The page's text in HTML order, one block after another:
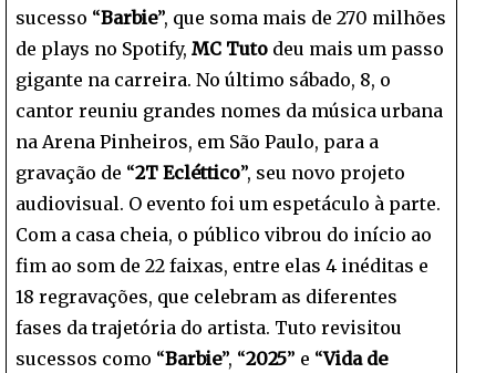
sucesso “Barbie”, que soma mais de 270 milhões
de plays no Spotify, MC Tuto deu mais um passo
gigante na carreira. No último sábado, 8, o
cantor reuniu grandes nomes da música urbana
na Arena Pinheiros, em São Paulo, para a
gravação de “2T Ecléttico”, seu novo projeto
audiovisual. O evento foi um espetáculo à parte.
Com a casa cheia, o público vibrou do início ao
fim ao som de 22 faixas, entre elas 4 inéditas e
18 regravações, que celebram as diferentes
fases da trajetória do artista. Tuto revisitou
sucessos como “Barbie”, “2025” e “Vida de